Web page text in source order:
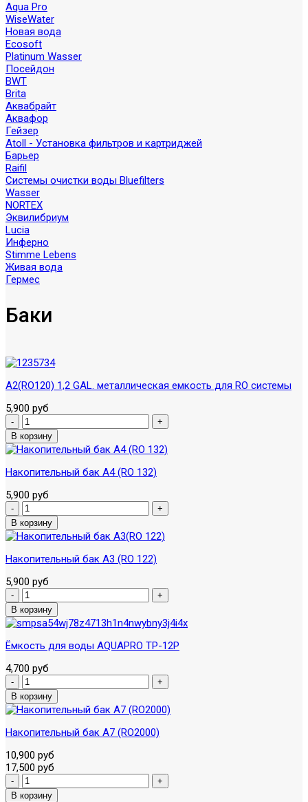
Aqua Pro
WiseWater
Новая вода
Ecosoft
Platinum Wasser
Посейдон
BWT
Brita
Аквабрайт
Аквафор
Гейзер
Atoll - Установка фильтров и картриджей
Барьер
Raifil
Системы очистки воды Bluefilters
Wasser
NORTEX
Эквилибриум
Lucia
Инферно
Stimme Lebens
Живая вода
Гермес
Баки
A2(RO120) 1,2 GAL. металлическая емкость для RO системы
5,900 руб
Накопительный бак А4 (RO 132)
5,900 руб
Накопительный бак А3 (RO 122)
5,900 руб
Ёмкость для воды AQUAPRO TP-12P
4,700 руб
Накопительный бак A7 (RO2000)
10,900 руб
17,500 руб